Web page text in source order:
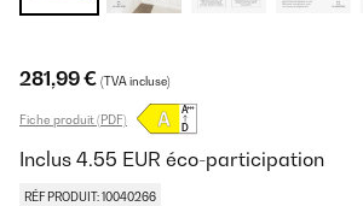
281,99 € (TVA incluse)
Fiche produit (PDF)
Inclus 4.55 EUR éco-participation
RÉF PRODUIT: 10040266